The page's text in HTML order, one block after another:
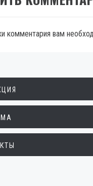
комментария вам